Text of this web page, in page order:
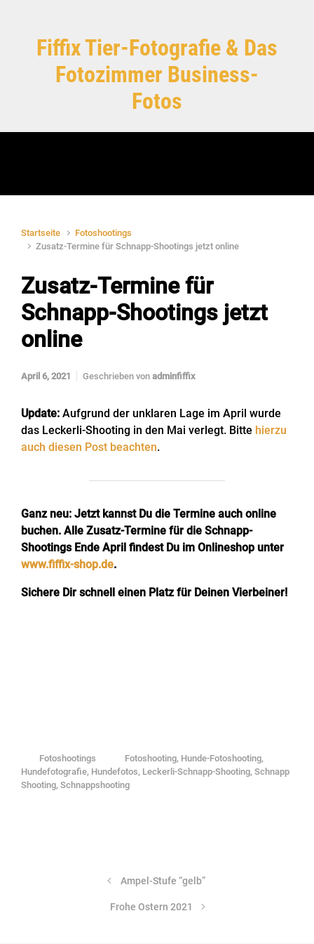
Fiffix Tier-Fotografie & Das
Fotozimmer Business-
Fotos
Startseite
Fotoshootings
Zusatz-Termine für Schnapp-Shootings jetzt online
Zusatz-Termine für
Schnapp-Shootings jetzt
online
April 6, 2021 Geschrieben von adminfiffix
Update: Aufgrund der unklaren Lage im April wurde
das Leckerli-Shooting in den Mai verlegt. Bitte hierzu
auch diesen Post beachten.
Ganz neu: Jetzt kannst Du die Termine auch online
buchen. Alle Zusatz-Termine für die Schnapp-
Shootings Ende April findest Du im Onlineshop unter
www.fiffix-shop.de.
Sichere Dir schnell einen Platz für Deinen Vierbeiner!
Fotoshootings Fotoshooting, Hunde-Fotoshooting,
Hundefotografie, Hundefotos, Leckerli-Schnapp-Shooting, Schnapp
Shooting, Schnappshooting
Ampel-Stufe “gelb”
Frohe Ostern 2021